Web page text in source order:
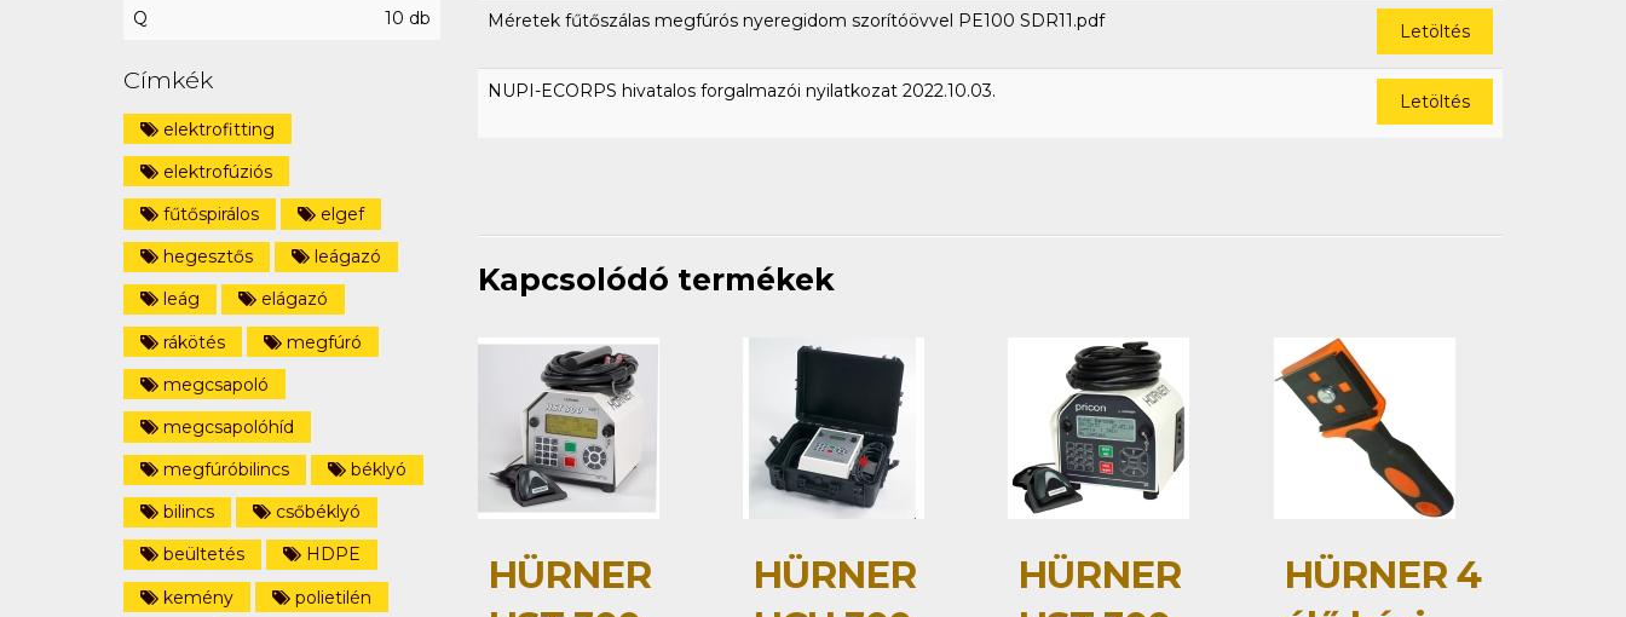
Méretek fűtőszálas megfúrós nyeregidom szorítóövvel PE100 SDR11.pdf Letöltés
NUPI-ECORPS hivatalos forgalmazói nyilatkozat 2022.10.03. Letöltés
Q 10 db
Címkék
elektrofitting
elektrofúziós
fűtőspirálos
elgef
hegesztős
leágazó
leág
elágazó
rákötés
megfúró
megcsapoló
megcsapolóhíd
megfúróbilincs
béklyó
bilincs
csőbéklyó
beültetés
HDPE
kemény
polietilén
Kapcsolódó termékek
HÜRNER
HÜRNER
HÜRNER
HÜRNER 4